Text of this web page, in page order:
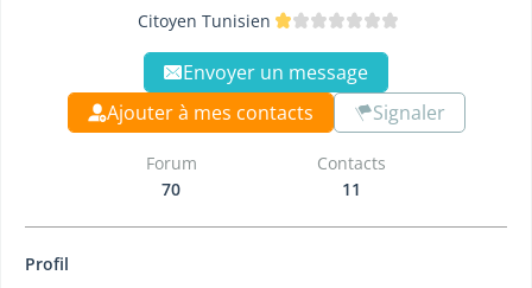
Citoyen Tunisien
Envoyer un message
Ajouter à mes contacts
Signaler
Forum
70
Contacts
11
Profil